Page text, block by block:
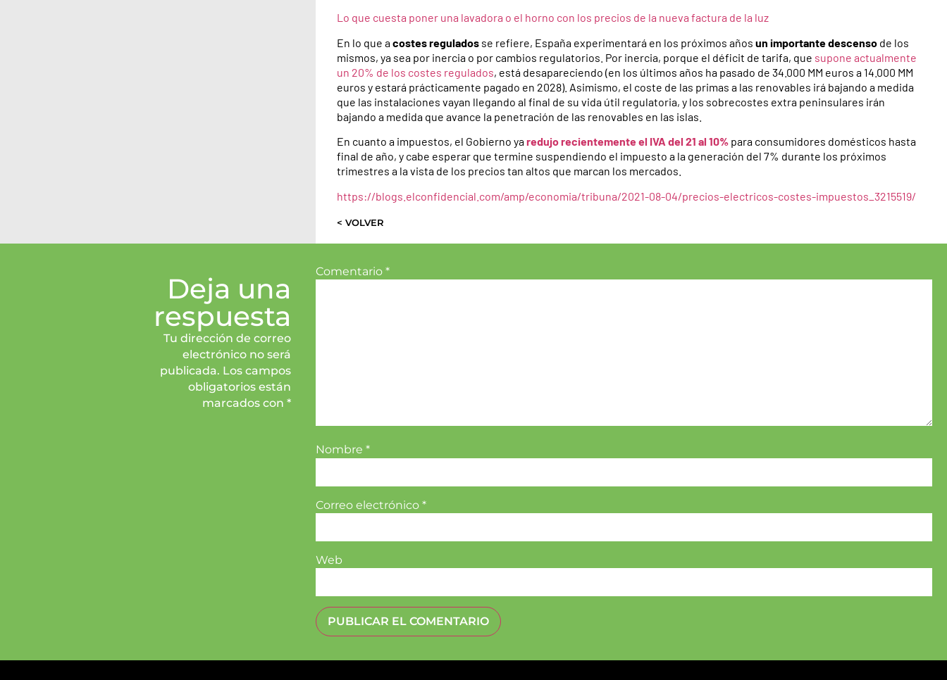
Lo que cuesta poner una lavadora o el horno con los precios de la nueva factura de la luz
En lo que acostes reguladosse refiere, España experimentará en los próximos años un importante descenso de los
mismos, ya sea por inercia o por cambios regulatorios. Por inercia, porque el déficit de tarifa, que supone actualmente
un 20% de los costes regulados, está desapareciendo (en los últimos años ha pasado de 34.000 MM euros a 14.000 MM
euros y estará prácticamente pagado en 2028). Asimismo, el coste de las primas a las renovables irá bajando a medida
que las instalaciones vayan llegando al final de su vida útil regulatoria, y los sobrecostes extra peninsulares irán
bajando a medida que avance la penetración de las renovables en las islas.
En cuanto a impuestos, el Gobierno yaredujo recientemente el IVA del 21 al 10%para consumidores domésticos hasta
final de año, y cabe esperar que termine suspendiendo el impuesto a la generación del 7% durante los próximos
trimestres a la vista de los precios tan altos que marcan los mercados.
https://blogs.elconfidencial.com/amp/economia/tribuna/2021-08-04/precios-electricos-costes-impuestos_3215519/
< VOLVER
Deja una
respuesta
Tu dirección de correo
electrónico no será
publicada. Los campos
obligatorios están
marcados con *
Comentario *
Nombre *
Correo electrónico *
Web